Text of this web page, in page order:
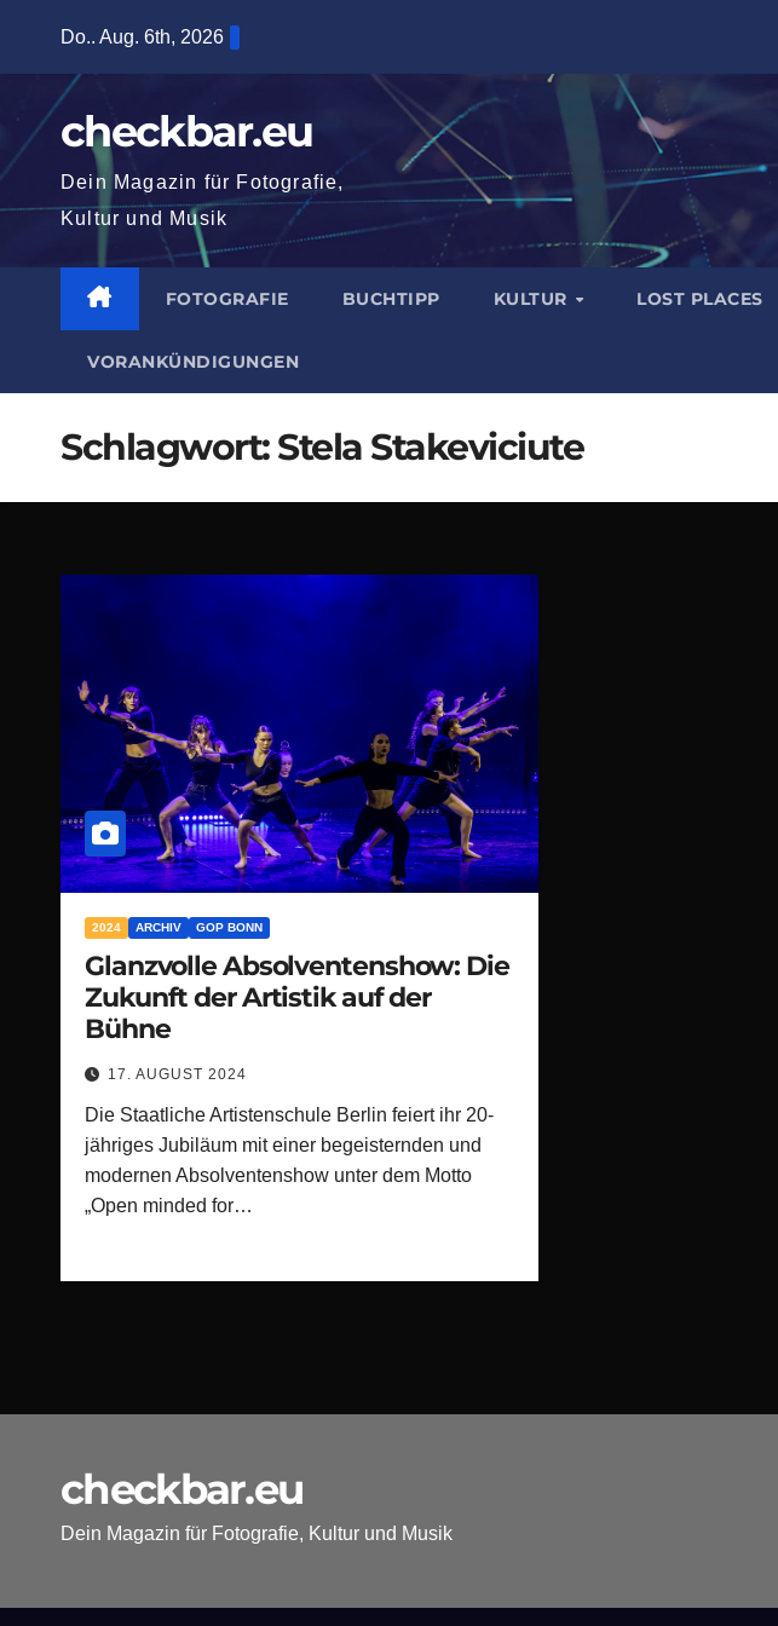
springen
Do.. Aug. 6th, 2026
checkbar.eu
Dein Magazin für Fotografie,
Kultur und Musik
FOTOGRAFIE BUCHTIPP KULTUR LOST PLACES
VORANKÜNDIGUNGEN
Schlagwort:Stela Stakeviciute
2024 ARCHIV GOP BONN
Glanzvolle Absolventenshow: Die
Zukunft der Artistik auf der
Bühne
17. AUGUST 2024
Die Staatliche Artistenschule Berlin feiert ihr 20-
jähriges Jubiläum mit einer begeisternden und
modernen Absolventenshow unter dem Motto
„Open minded for…
checkbar.eu
Dein Magazin für Fotografie, Kultur und Musik